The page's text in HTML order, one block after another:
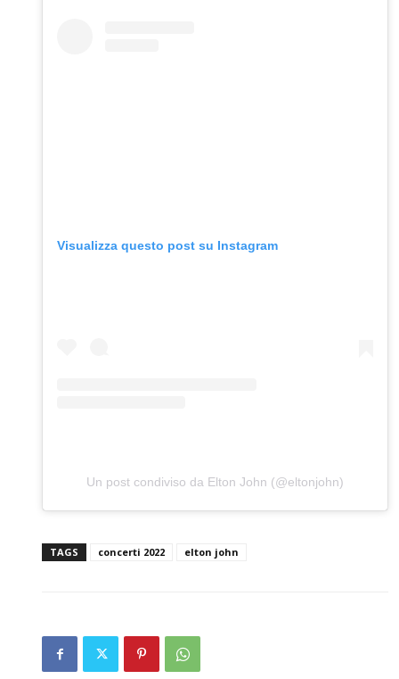
Visualizza questo post su Instagram
Un post condiviso da Elton John (@eltonjohn)
TAGS concerti 2022 elton john